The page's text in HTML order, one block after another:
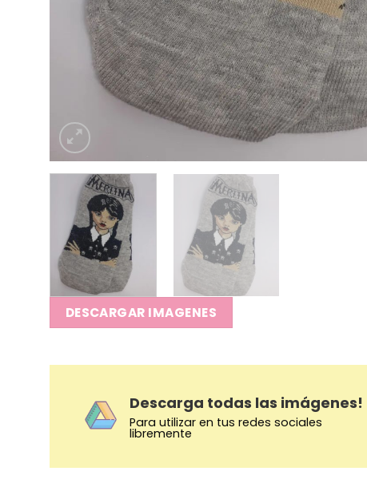
DESCARGAR IMAGENES
Descarga todas las imágenes!
Para utilizar en tus redes sociales
libremente